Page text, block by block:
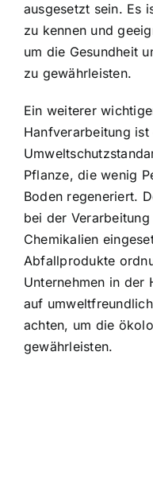
ausgesetzt sein. Es
zu kennen und
um die Gesundheit
zu gewährleisten.
Ein weiterer
Hanfverarbeitung
Pflanze, die wenig
Boden regeneriert.
bei der
Chemikalien
Abfallprodukte
Unternehmen in der
auf
achten, um die
gewährleisten.